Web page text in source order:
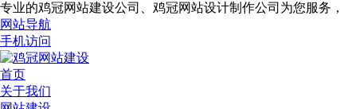
专业的鸡冠网站建设公司、鸡冠网站设计制作公司为您服务
网站导航
手机访问
首页
关于我们